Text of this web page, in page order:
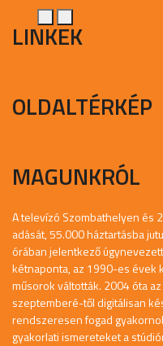
LINKEK
OLDALTÉRKÉP
MAGUNKRÓL
A televízó Szombathelyen és
adását, 55.000 háztartásba
órában jelentkező
kétnaponta, az 1990-es évek
műsorok váltották. 2004 óta
szeptemberé-től digitálisan
rendszeresen fogad
gyakorlati ismereteket a